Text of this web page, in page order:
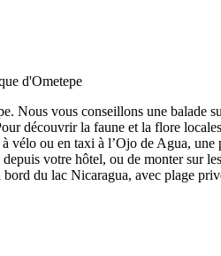
Nous vous conseillons une balade
découvrir la faune et la flore
vélo ou en taxi à l’Ojo de Agua,
votre hôtel, ou de monter
du lac Nicaragua, avec plage